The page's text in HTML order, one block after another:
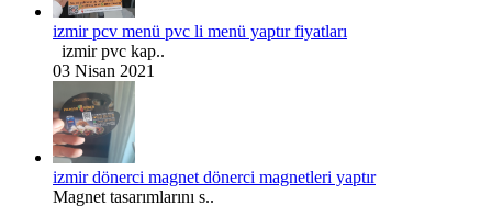
izmir pcv menü pvc li menü yaptır fiyatları
izmir pvc kap..
03 Nisan 2021
izmir dönerci magnet dönerci magnetleri yaptır
Magnet tasarımlarını s..